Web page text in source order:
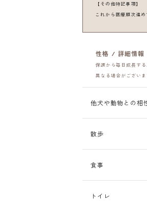
【その他特記事項】
これから医療順次進
性格 / 詳細情報
保護から毎日成長す
異なる場合がござい
他犬や動物との相
散歩
食事
トイレ